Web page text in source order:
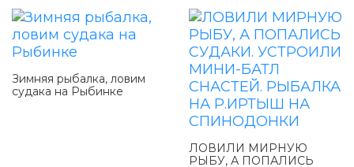
Зимняя рыбалка, ловим
судака на Рыбинке
ЛОВИЛИ МИРНУЮ
РЫБУ, А ПОПАЛИСЬ